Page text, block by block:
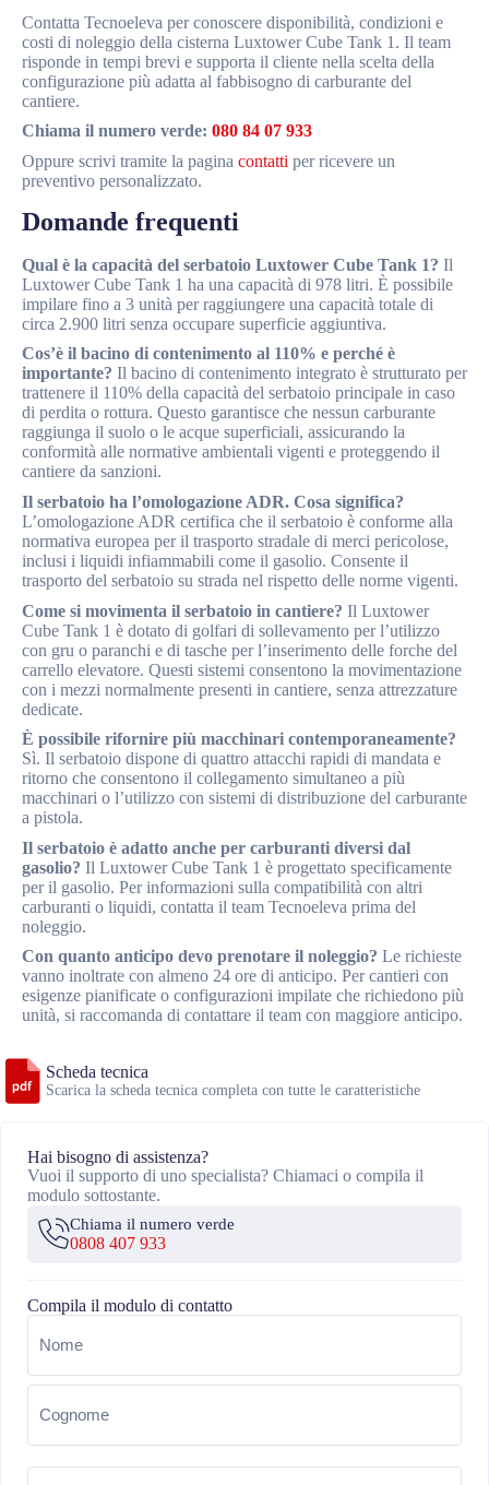
Contatta Tecnoeleva per conoscere disponibilità, condizioni e
costi di noleggio della cisterna Luxtower Cube Tank 1. Il team
risponde in tempi brevi e supporta il cliente nella scelta della
configurazione più adatta al fabbisogno di carburante del
cantiere.
Chiama il numero verde: 080 84 07 933
Oppure scrivi tramite la pagina contatti per ricevere un
preventivo personalizzato.
Domande frequenti
Qual è la capacità del serbatoio Luxtower Cube Tank 1? Il
Luxtower Cube Tank 1 ha una capacità di 978 litri. È possibile
impilare fino a 3 unità per raggiungere una capacità totale di
circa 2.900 litri senza occupare superficie aggiuntiva.
Cos’è il bacino di contenimento al 110% e perché è
importante? Il bacino di contenimento integrato è strutturato per
trattenere il 110% della capacità del serbatoio principale in caso
di perdita o rottura. Questo garantisce che nessun carburante
raggiunga il suolo o le acque superficiali, assicurando la
conformità alle normative ambientali vigenti e proteggendo il
cantiere da sanzioni.
Il serbatoio ha l’omologazione ADR. Cosa significa?
L’omologazione ADR certifica che il serbatoio è conforme alla
normativa europea per il trasporto stradale di merci pericolose,
inclusi i liquidi infiammabili come il gasolio. Consente il
trasporto del serbatoio su strada nel rispetto delle norme vigenti.
Come si movimenta il serbatoio in cantiere? Il Luxtower
Cube Tank 1 è dotato di golfari di sollevamento per l’utilizzo
con gru o paranchi e di tasche per l’inserimento delle forche del
carrello elevatore. Questi sistemi consentono la movimentazione
con i mezzi normalmente presenti in cantiere, senza attrezzature
dedicate.
È possibile rifornire più macchinari contemporaneamente?
Sì. Il serbatoio dispone di quattro attacchi rapidi di mandata e
ritorno che consentono il collegamento simultaneo a più
macchinari o l’utilizzo con sistemi di distribuzione del carburante
a pistola.
Il serbatoio è adatto anche per carburanti diversi dal
gasolio? Il Luxtower Cube Tank 1 è progettato specificamente
per il gasolio. Per informazioni sulla compatibilità con altri
carburanti o liquidi, contatta il team Tecnoeleva prima del
noleggio.
Con quanto anticipo devo prenotare il noleggio? Le richieste
vanno inoltrate con almeno 24 ore di anticipo. Per cantieri con
esigenze pianificate o configurazioni impilate che richiedono più
unità, si raccomanda di contattare il team con maggiore anticipo.
Scheda tecnica
Scarica la scheda tecnica completa con tutte le caratteristiche
Hai bisogno di assistenza?
Vuoi il supporto di uno specialista? Chiamaci o compila il
modulo sottostante.
Chiama il numero verde
0808 407 933
Compila il modulo di contatto
Nome
Email